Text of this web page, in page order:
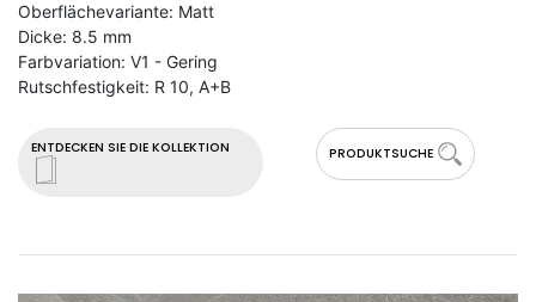
ENTDECKEN SIE DIE KOLLEKTION PRODUKTSUCHE
Oberflächevariante: Matt
Dicke: 8.5 mm
Farbvariation: V1 - Gering
Rutschfestigkeit: R 10, A+B